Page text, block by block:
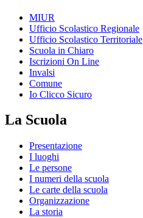
MIUR
Ufficio Scolastico Regionale
Ufficio Scolastico Territoriale
Scuola in Chiaro
Iscrizioni On Line
Invalsi
Comune
Io Clicco Sicuro
La Scuola
Presentazione
I luoghi
Le persone
I numeri della scuola
Le carte della scuola
Organizzazione
La storia